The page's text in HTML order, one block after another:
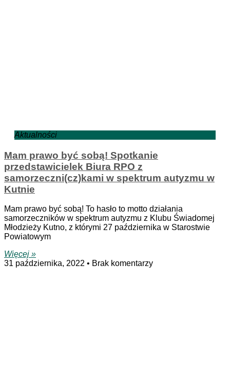
Aktualności
Mam prawo być sobą! Spotkanie
przedstawicielek Biura RPO z
samorzeczni(cz)kami w spektrum autyzmu w
Kutnie
Mam prawo być sobą! To hasło to motto działania
samorzeczników w spektrum autyzmu z Klubu Świadomej
Młodzieży Kutno, z którymi 27 października w Starostwie
Powiatowym
Więcej »
31 października, 2022
Brak komentarzy